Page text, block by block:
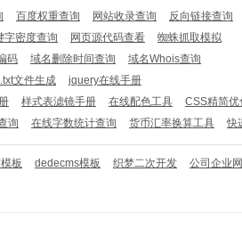
百度权重查询 网站收录查询 反向链接查询
字密度查询 网页源代码查看
蜘蛛抓取模拟
码 域名删除时间查询
域名Whois查询
文件生成
jquery在线手册
样式表滤镜手册 在线配色工具
CSS精简优
询 在线字数统计查询 货币汇率换算工具 快
板 dedecms模板 织梦二次开发 公司企业